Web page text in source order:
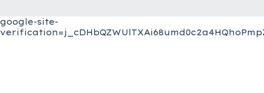
google-site-